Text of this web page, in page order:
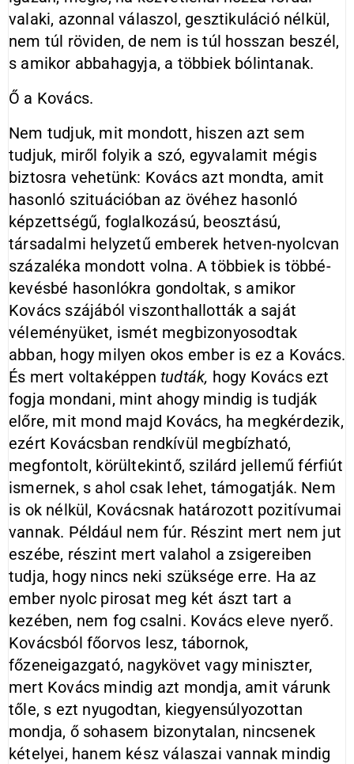
valaki, azonnal válaszol, gesztikuláció nélkül,
nem túl röviden, de nem is túl hosszan beszél,
s amikor abbahagyja, a többiek bólintanak.
Ő a Kovács.
Nem tudjuk, mit mondott, hiszen azt sem
tudjuk, miről folyik a szó, egyvalamit mégis
biztosra vehetünk: Kovács azt mondta, amit
hasonló szituációban az övéhez hasonló
képzettségű, foglalkozású, beosztású,
társadalmi helyzetű emberek hetven-nyolcvan
százaléka mondott volna. A többiek is többé-
kevésbé hasonlókra gondoltak, s amikor
Kovács szájából viszonthallották a saját
véleményüket, ismét megbizonyosodtak
abban, hogy milyen okos ember is ez a Kovács.
És mert voltaképpen tudták, hogy Kovács ezt
fogja mondani, mint ahogy mindig is tudják
előre, mit mond majd Kovács, ha megkérdezik,
ezért Kovácsban rendkívül megbízható,
megfontolt, körültekintő, szilárd jellemű férfiút
ismernek, s ahol csak lehet, támogatják. Nem
is ok nélkül, Kovácsnak határozott pozitívumai
vannak. Például nem fúr. Részint mert nem jut
eszébe, részint mert valahol a zsigereiben
tudja, hogy nincs neki szüksége erre. Ha az
ember nyolc pirosat meg két ászt tart a
kezében, nem fog csalni. Kovács eleve nyerő.
Kovácsból főorvos lesz, tábornok,
főzeneigazgató, nagykövet vagy miniszter,
mert Kovács mindig azt mondja, amit várunk
tőle, s ezt nyugodtan, kiegyensúlyozottan
mondja, ő sohasem bizonytalan, nincsenek
kételyei, hanem kész válaszai vannak mindig